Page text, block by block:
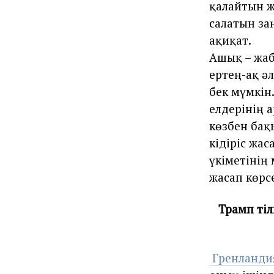
қалайтын
салатын
ақиқат.
Ашық –
ертең-ақ
бек
елдерінің
көзбен
кідіріс
жасап
Трамп